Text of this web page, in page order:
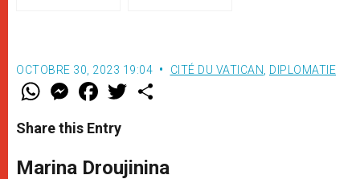
OCTOBRE 30, 2023 19:04 CITÉ DU VATICAN DIPLOMATIE
W
t
s
p
p
M
e
s
e
g
e
F
a
e
b
o
k
w
r
Share this Entry
Marina Droujinina